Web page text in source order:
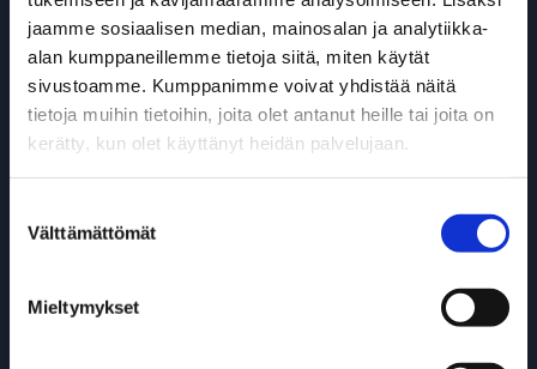
jaamme sosiaalisen median, mainosalan ja analytiikka-
alan kumppaneillemme tietoja siitä, miten käytät
sivustoamme. Kumppanimme voivat yhdistää näitä
tietoja muihin tietoihin, joita olet antanut heille tai joita on
kerätty, kun olet käyttänyt heidän palvelujaan.
valinta
Välttämättömät
Mieltymykset
DAF Diesel -mallisto
>> DAF XFC & XDC